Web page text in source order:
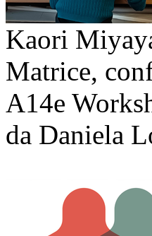
Kaori
Matrice,
A14e
da Daniela